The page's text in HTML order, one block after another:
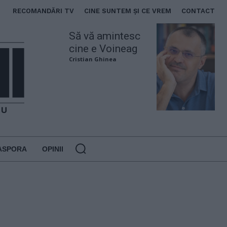
RECOMANDĂRI TV CINE SUNTEM ȘI CE VREM CONTACT
Să vă amintesc
cine e Voineag
Cristian Ghinea
OPINII